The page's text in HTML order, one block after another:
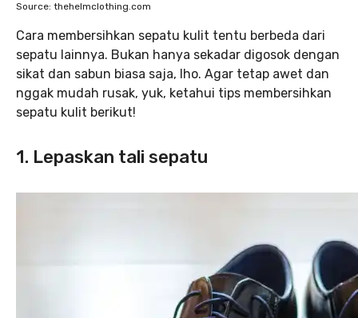
Source: thehelmclothing.com
Cara membersihkan sepatu kulit tentu berbeda dari
sepatu lainnya. Bukan hanya sekadar digosok dengan
sikat dan sabun biasa saja, lho. Agar tetap awet dan
nggak mudah rusak, yuk, ketahui tips membersihkan
sepatu kulit berikut!
1. Lepaskan tali sepatu